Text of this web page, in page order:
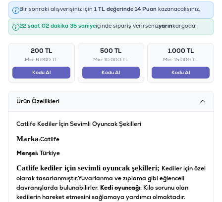
Bir sonraki alışverişiniz için 1 TL değerinde 14 Puan kazanacaksınız.
22 saat 02 dakika 35 saniyeiçinde sipariş verirsenizyarınkargoda!
200 TL
Min: 6.000 TL
Kodu Al
500 TL
Min: 10.000 TL
Kodu Al
1.000 TL
Min: 15.000 TL
Kodu Al
Ürün Özellikleri
Catlife Kediler İçin Sevimli Oyuncak Şekilleri
Marka:Catlife
Menşei:Türkiye
Catlife kediler için sevimli oyuncak şekilleri; Kediler için özel
olarak tasarlanmıştır.Yuvarlanma ve zıplama gibi eğlenceli
davranışlarda bulunabilirler. Kedi oyuncağı; Kilo sorunu olan
kedilerin hareket etmesini sağlamaya yardımcı olmaktadır.